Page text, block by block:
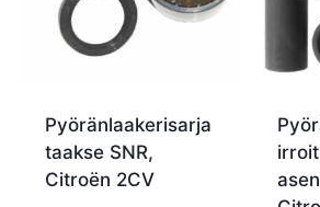
Pyöränlaakerisarja
taakse SNR,
Citroën 2CV